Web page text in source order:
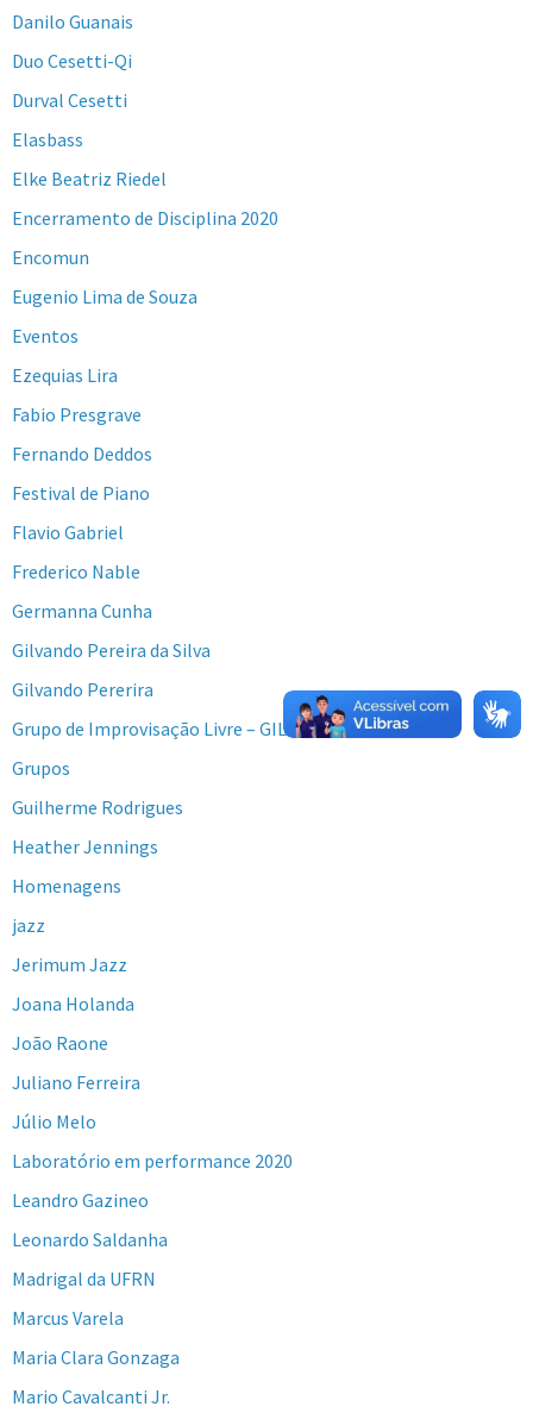
Danilo Guanais
Duo Cesetti-Qi
Durval Cesetti
Elasbass
Elke Beatriz Riedel
Encerramento de Disciplina 2020
Encomun
Eugenio Lima de Souza
Eventos
Ezequias Lira
Fabio Presgrave
Fernando Deddos
Festival de Piano
Flavio Gabriel
Frederico Nable
Germanna Cunha
Gilvando Pereira da Silva
Gilvando Pererira
Grupo de Improvisação Livre – GIL
Grupos
Guilherme Rodrigues
Heather Jennings
Homenagens
jazz
Jerimum Jazz
Joana Holanda
João Raone
Juliano Ferreira
Júlio Melo
Laboratório em performance 2020
Leandro Gazineo
Leonardo Saldanha
Madrigal da UFRN
Marcus Varela
Maria Clara Gonzaga
Mario Cavalcanti Jr.